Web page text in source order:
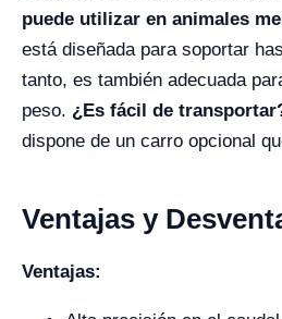
puede utilizar en animales
está diseñada para soportar
tanto, es también adecuada
peso. ¿Es fácil de
dispone de un carro opcional
Ventajas y
Ventajas: